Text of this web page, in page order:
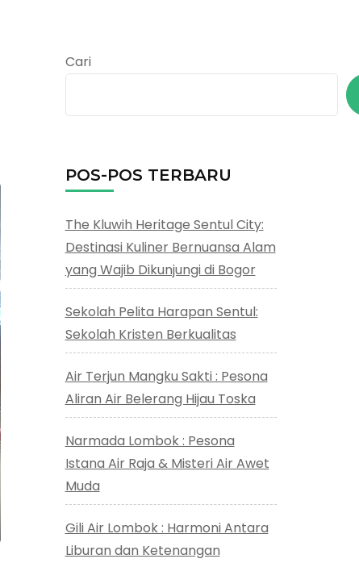
Cari
POS-POS TERBARU
The Kluwih Heritage Sentul City:
Destinasi Kuliner Bernuansa Alam
yang Wajib Dikunjungi di Bogor
Sekolah Pelita Harapan Sentul:
Sekolah Kristen Berkualitas
Air Terjun Mangku Sakti : Pesona
Aliran Air Belerang Hijau Toska
Narmada Lombok : Pesona
Istana Air Raja & Misteri Air Awet
Muda
Gili Air Lombok : Harmoni Antara
Liburan dan Ketenangan